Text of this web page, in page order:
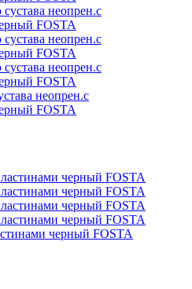
неопрен.с
FOSTA
черный FOSTA